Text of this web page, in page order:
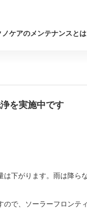
ノケアのメンテナンスとは
を実施中です
下がります。雨は降ら
ので、ソーラーフロン